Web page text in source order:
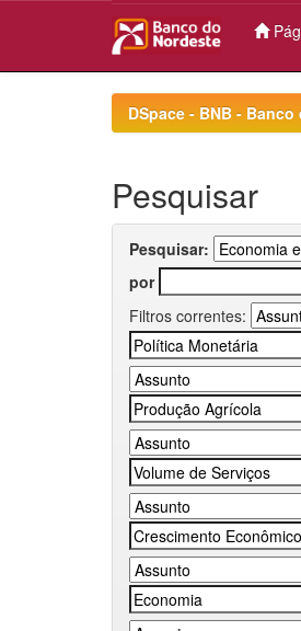
DSpace - BNB -
Pesquisar
Pesquisar:
por
Filtros correntes: